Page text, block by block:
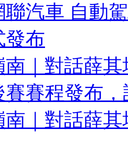
聯汽車 自動
發布
南｜對話薛
賽賽程發布
｜對話薛